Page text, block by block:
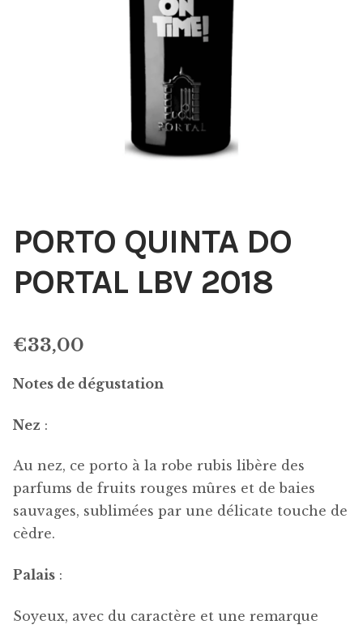
PORTO QUINTA DO
PORTAL LBV 2018
€33,00
Notes de dégustation
Nez :
Au nez, ce porto à la robe rubis libère des
parfums de fruits rouges mûres et de baies
sauvages, sublimées par une délicate touche de
cèdre.
Palais :
Soyeux, avec du caractère et une remarque